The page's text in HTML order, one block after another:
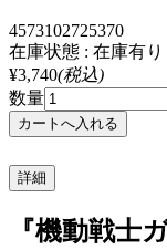
4573102725370
在庫状態 : 在庫有り
¥3,740(税込)
数量
詳細
『機動戦士